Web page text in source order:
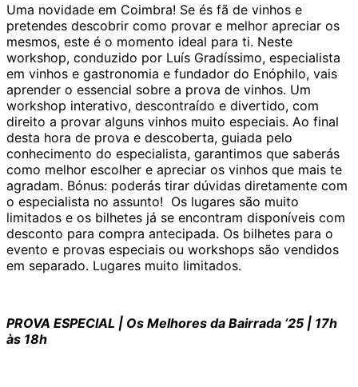
Uma novidade em Coimbra! Se és fã de vinhos e
pretendes descobrir como provar e melhor apreciar os
mesmos, este é o momento ideal para ti. Neste
workshop, conduzido por Luís Gradíssimo, especialista
em vinhos e gastronomia e fundador do Enóphilo, vais
aprender o essencial sobre a prova de vinhos. Um
workshop interativo, descontraído e divertido, com
direito a provar alguns vinhos muito especiais. Ao final
desta hora de prova e descoberta, guiada pelo
conhecimento do especialista, garantimos que saberás
como melhor escolher e apreciar os vinhos que mais te
agradam. Bónus: poderás tirar dúvidas diretamente com
o especialista no assunto! Os lugares são muito
limitados e os bilhetes já se encontram disponíveis com
desconto para compra antecipada. Os bilhetes para o
evento e provas especiais ou workshops são vendidos
em separado. Lugares muito limitados.
PROVA ESPECIAL | Os Melhores da Bairrada ‘25 | 17h
às 18h